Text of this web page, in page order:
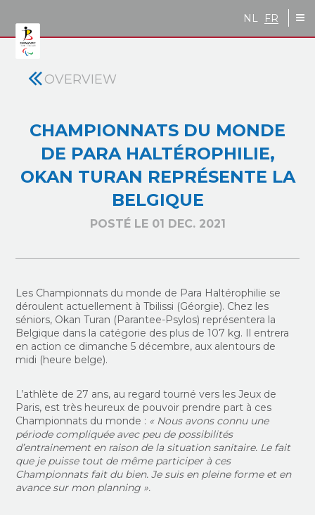
NL FR
OVERVIEW
CHAMPIONNATS DU MONDE
DE PARA HALTÉROPHILIE,
OKAN TURAN REPRÉSENTE LA
BELGIQUE
POSTÉ LE 01 DEC. 2021
Les Championnats du monde de Para Haltérophilie se
déroulent actuellement à Tbilissi (Géorgie). Chez les
séniors, Okan Turan (Parantee-Psylos) représentera la
Belgique dans la catégorie des plus de 107 kg. Il entrera
en action ce dimanche 5 décembre, aux alentours de
midi (heure belge).
L’athlète de 27 ans, au regard tourné vers les Jeux de
Paris, est très heureux de pouvoir prendre part à ces
Championnats du monde : « Nous avons connu une
période compliquée avec peu de possibilités
d’entrainement en raison de la situation sanitaire. Le fait
que je puisse tout de même participer à ces
Championnats fait du bien. Je suis en pleine forme et en
avance sur mon planning ».